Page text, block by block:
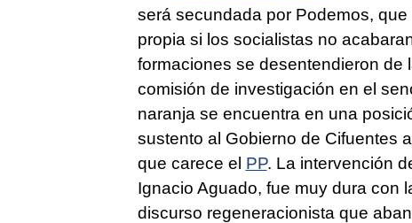
será secundada por Podemos,
propia si los socialistas no
formaciones se desentendieron de
comisión de investigación en el
naranja se encuentra en una
sustento al Gobierno de Cifuentes
que carece el PP. La intervención
Ignacio Aguado, fue muy dura con
discurso regeneracionista que